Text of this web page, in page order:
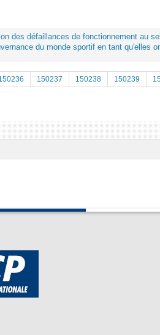
des défaillances de fonctionnement au
du monde sportif en tant qu'elles
150237 150238 150239